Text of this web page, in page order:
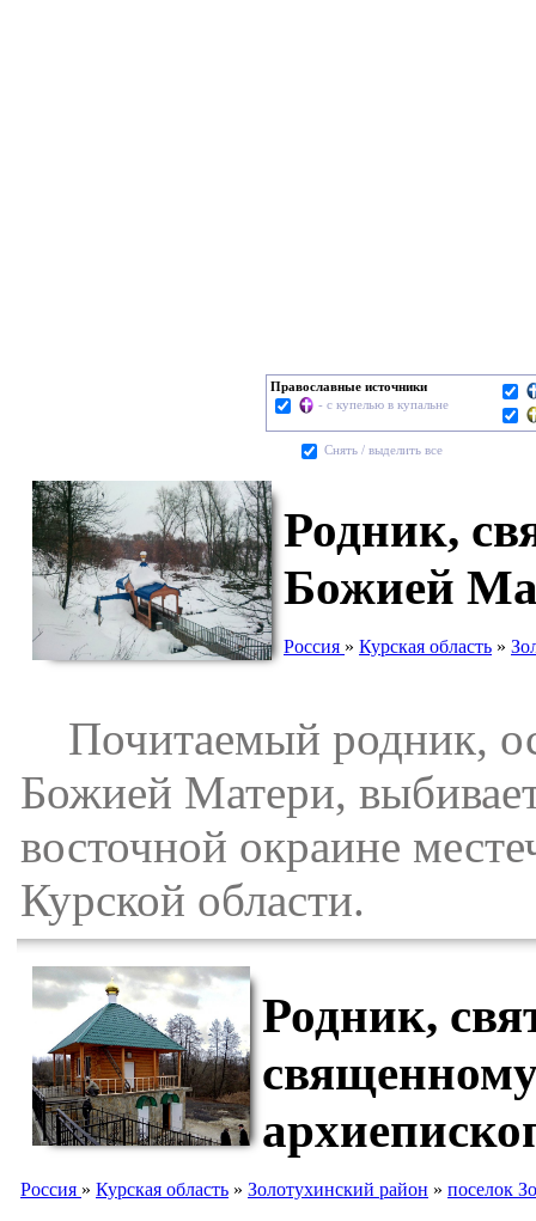
Православные источники
- с купелью в купальне
Cнять / выделить все
Родник,
Божией
Россия » Курская область »
Почитаемый родник,
Божией Матери,
восточной окраине
Курской области.
Родник,
Россия » Курская область » Золотухинский район » поселок